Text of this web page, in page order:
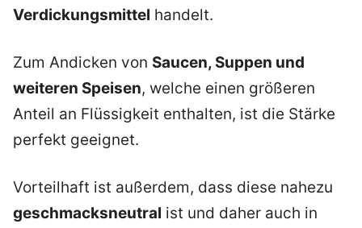
Verdickungsmittel handelt.
Zum Andicken von Saucen, Suppen und
weiteren Speisen, welche einen größeren
Anteil an Flüssigkeit enthalten, ist die Stärke
perfekt geeignet.
Vorteilhaft ist außerdem, dass diese nahezu
geschmacksneutral ist und daher auch in